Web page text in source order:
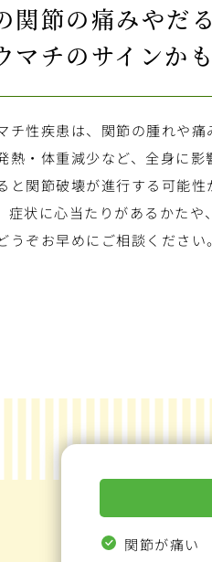
関節の痛みやだ
マチのサインか
チ性疾患は、関節の腫れや
熱・体重減少など、全身に
と関節破壊が進行する可能
症状に心当たりがあるかた
うぞお早めにご相談ください。
関節が痛い